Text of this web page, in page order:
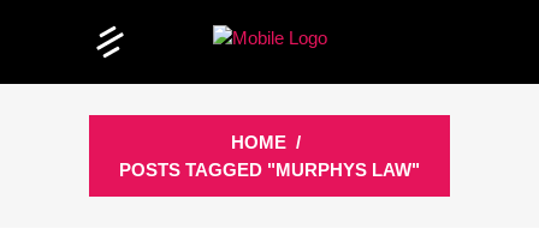
HOME /
POSTS TAGGED "MURPHYS LAW"